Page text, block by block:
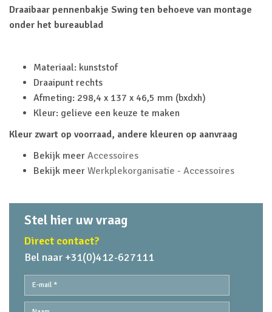
Draaibaar pennenbakje Swing ten behoeve van montage
onder het bureaublad
Materiaal: kunststof
Draaipunt rechts
Afmeting: 298,4 x 137 x 46,5 mm (bxdxh)
Kleur: gelieve een keuze te maken
Kleur zwart op voorraad, andere kleuren op aanvraag
Bekijk meer Accessoires
Bekijk meer Werkplekorganisatie - Accessoires
Stel hier uw vraag
Direct contact?
Bel naar +31(0)412-627111